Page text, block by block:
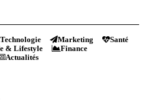
Technologie Marketing
Santé
& Lifestyle
Finance
Actualités